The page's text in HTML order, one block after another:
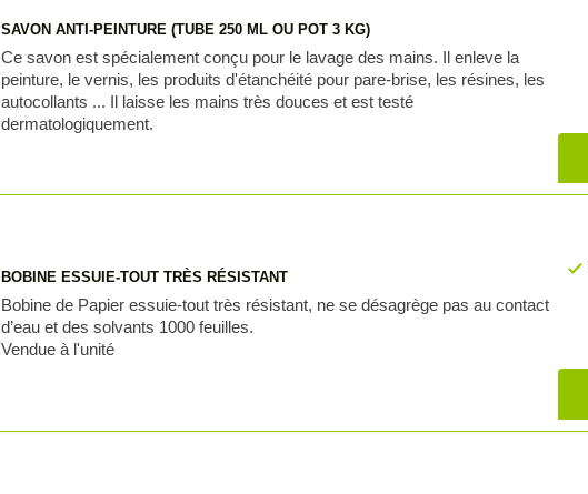
SAVON ANTI-PEINTURE (TUBE 250 ML OU POT 3 KG)
Ce savon est spécialement conçu pour le lavage des mains. Il enleve la
peinture, le vernis, les produits d'étanchéité pour pare-brise, les résines, les
autocollants ... Il laisse les mains très douces et est testé
dermatologiquement.
BOBINE ESSUIE-TOUT TRÈS RÉSISTANT
Bobine de Papier essuie-tout très résistant, ne se désagrège pas au contact
d’eau et des solvants 1000 feuilles.
Vendue à l'unité
check